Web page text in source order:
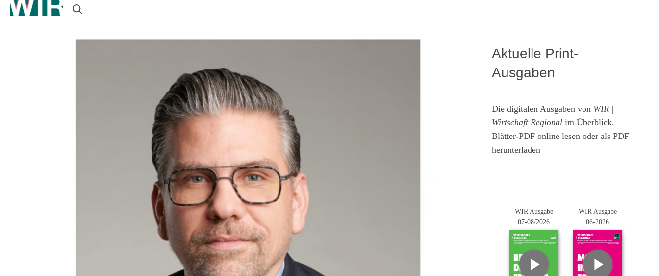
Aktuelle Print-
Ausgaben
Die digitalen Ausgaben von WIR |
Wirtschaft Regional im Überblick.
Blätter-PDF online lesen oder als PDF
herunterladen
WIR Ausgabe
07-08/2026
WIR Ausgabe
06-2026